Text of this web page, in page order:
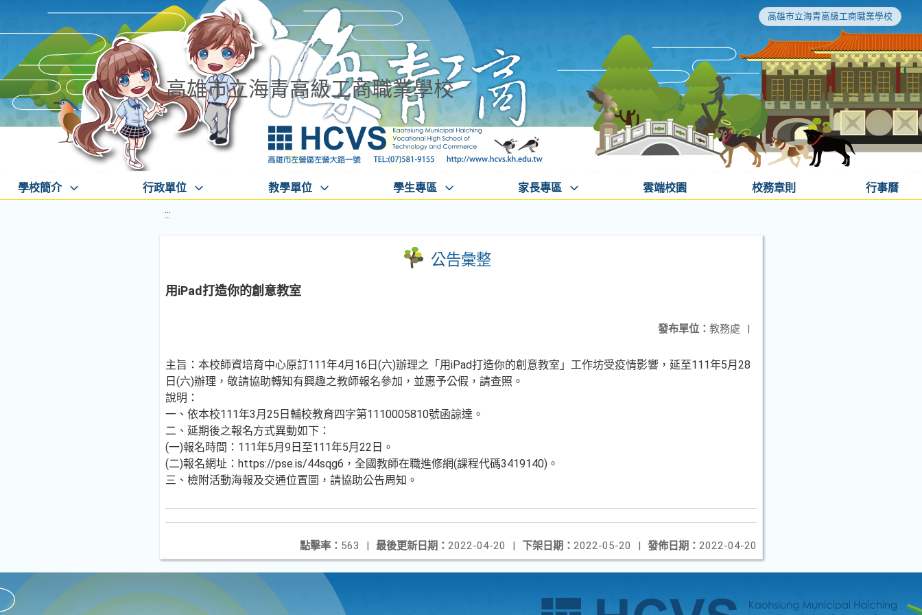
高雄市立海青高級工商職業學校
高雄市立海青高級工商職業學校
學校簡介 行政單位 教學單位 學生專區 家長專區 雲端校園 校務章則 行事曆
:::
公告彙整
用iPad打造你的創意教室
發布單位： 教務處 |
主旨：本校師資培育中心原訂111年4月16日(六)辦理之「用iPad打造你的創意教室」工作坊受疫情影響，延至111年5月28
日(六)辦理，敬請協助轉知有興趣之教師報名參加，並惠予公假，請查照。
說明：
一、依本校111年3月25日輔校教育四字第1110005810號函諒達。
二、延期後之報名方式異動如下：
(一)報名時間：111年5月9日至111年5月22日。
(二)報名網址：https://pse.is/44sqg6，全國教師在職進修網(課程代碼3419140)。
三、檢附活動海報及交通位置圖，請協助公告周知。
發佈日期： 2022-04-20
下架日期： 2022-05-20 |
最後更新日期： 2022-04-20 |
點擊率： 563 |